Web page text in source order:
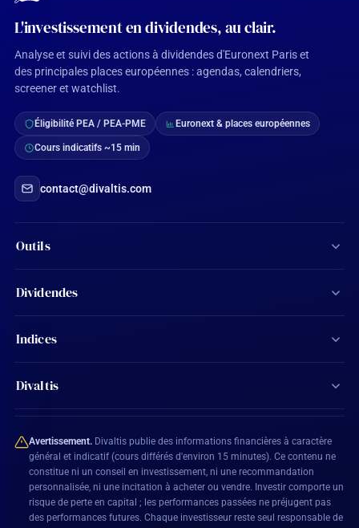
L'investissement en dividendes, au clair.
Analyse et suivi des actions à dividendes d'Euronext Paris et
des principales places européennes : agendas, calendriers,
screener et watchlist.
Éligibilité PEA / PEA-PME Euronext & places européennes
Cours indicatifs ~15 min
contact@divaltis.com
Outils
Screener d'actions
Calculateur de dividendes
Ma watchlist
Mon compte
Dividendes
Tous les dividendes
Actions Aristocrates
Indices
CAC 40
SBF 120
CAC All-Shares
BEL 20
DAX 40
Divaltis
Plan du site
Mentions légales
Conditions générales
Avertissement. Divaltis publie des informations financières à caractère
général et indicatif (cours différés d'environ 15 minutes). Ce contenu ne
constitue ni un conseil en investissement, ni une recommandation
personnalisée, ni une incitation à acheter ou vendre. Investir comporte un
risque de perte en capital ; les performances passées ne préjugent pas
des performances futures. Chaque investisseur reste seul responsable de